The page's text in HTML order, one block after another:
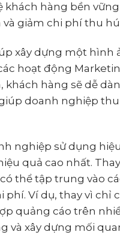
hàng bền vững
giảm chi phí thu
xây dựng một hình
hoạt động
hàng sẽ dễ
doanh nghiệp
nghiệp sử dụng
quả cao nhất.
thể tập trung vào
Ví dụ, thay vì chỉ
quảng cáo trên
xây dựng mối